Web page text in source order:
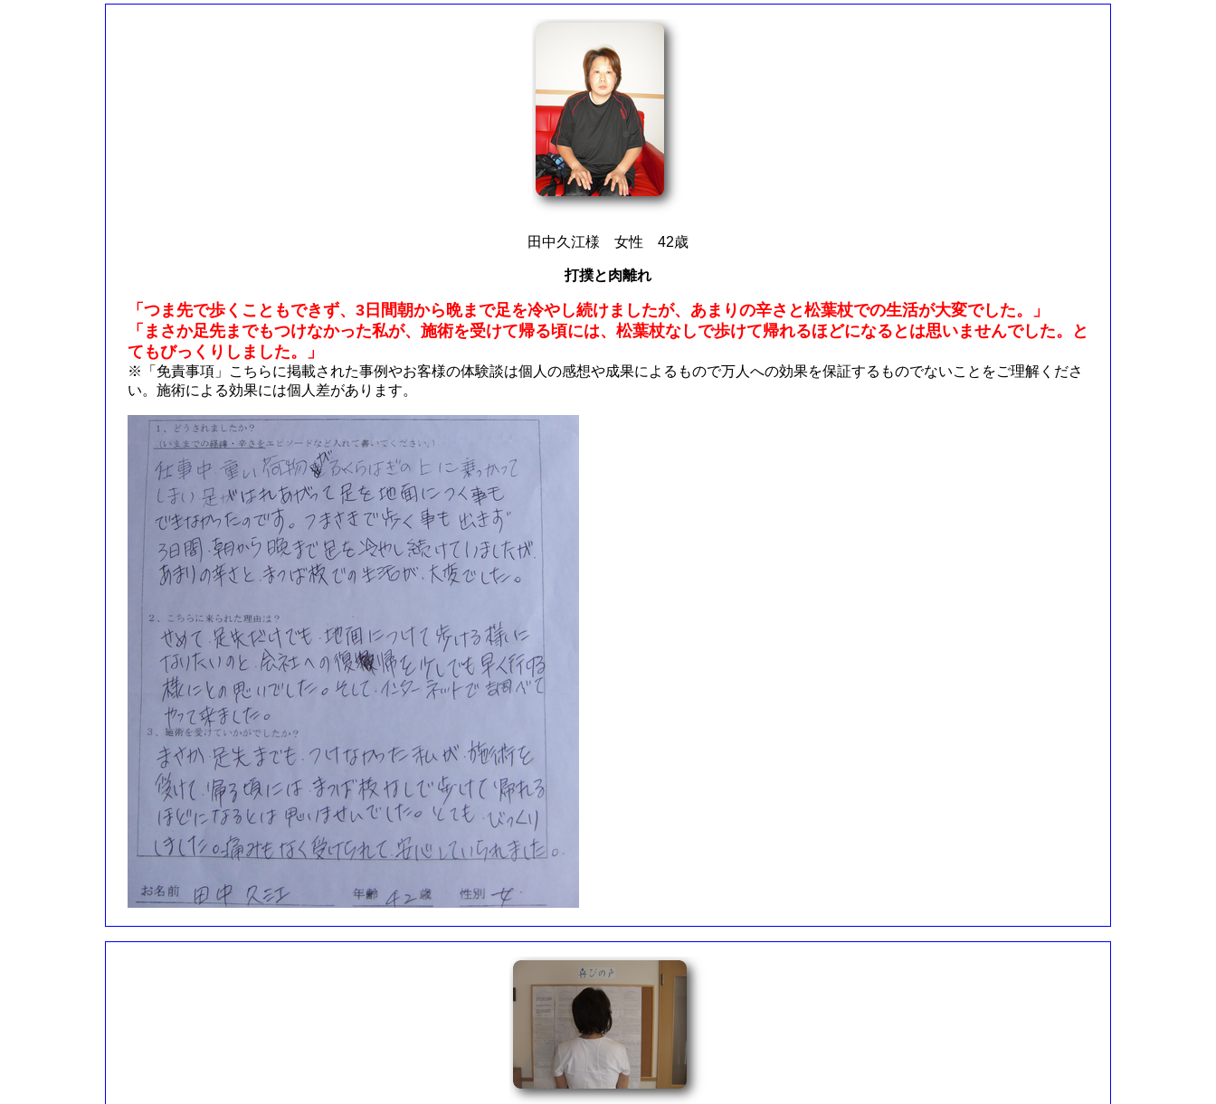
田中久江様 女性 42歳
打撲と肉離れ
「つま先で歩くこともできず、3日間朝から晩まで足を冷やし続けましたが、あまりの辛さと松葉杖での生活が大変でした。」
「まさか足先までもつけなかった私が、施術を受けて帰る頃には、松葉杖なしで歩けて帰れるほどになるとは思いませんでした。と
てもびっくりしました。」
※「免責事項」こちらに掲載された事例やお客様の体験談は個人の感想や成果によるもので万人への効果を保証するものでないことをご理解くださ
い。施術による効果には個人差があります。